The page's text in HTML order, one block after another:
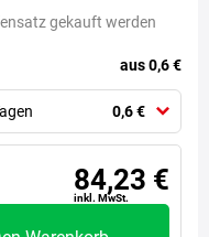
gekauft werden
0,6 €
aus 0,6 €
84,23 €
inkl. MwSt.